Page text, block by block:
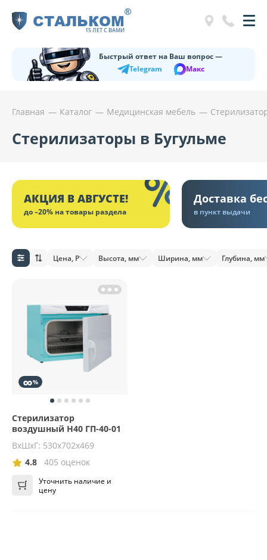
СТАЛЬКОМ
15 ЛЕТ С ВАМИ
®
Быстрый ответ на Ваш вопрос —
Telegram
Макс
Главная Каталог Медицинская мебель
Стерилизаторы в Бугульме
АКЦИЯ В АВГУСТЕ!
до –20% на товары раздела
Доставка
в пункт выдачи
Цена, Р Высота, мм Ширина, мм Глубина, мм
∞%
Стерилизатор
воздушный Н40 ГП-40-01
ВхШхГ: 530x702x469
4.8
405 оценок
Уточнить наличие и
цену